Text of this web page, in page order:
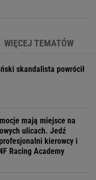
WIĘCEJ TEMATÓW
skandalista powrócił
mają miejsce na
ulicach. Jedź
kierowcy i
Racing Academy